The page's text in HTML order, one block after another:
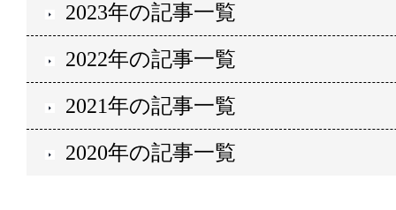
2023年の記事一覧
2022年の記事一覧
2021年の記事一覧
2020年の記事一覧